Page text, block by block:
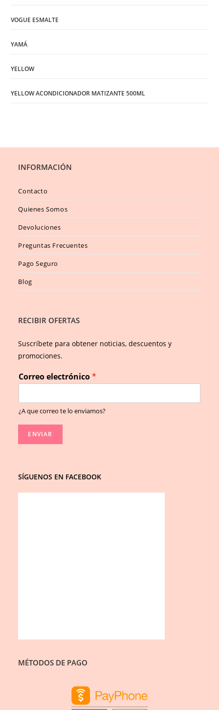
VOGUE ESMALTE
YAMÁ
YELLOW
YELLOW ACONDICIONADOR MATIZANTE 500ML
INFORMACIÓN
Contacto
Quienes Somos
Devoluciones
Preguntas Frecuentes
Pago Seguro
Blog
RECIBIR OFERTAS
Suscríbete para obtener noticias, descuentos y
promociones.
Correo electrónico*
¿A que correo te lo enviamos?
ENVIAR
SÍGUENOS EN FACEBOOK
MÉTODOS DE PAGO